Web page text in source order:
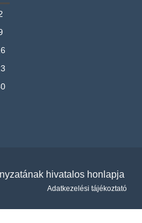
hivatalos honlapja
Adatkezelési tájékoztató